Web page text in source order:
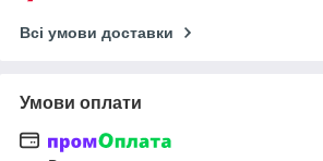
Всі умови доставки
Умови оплати